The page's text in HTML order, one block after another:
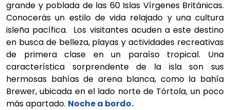
grande y poblada de las 60 Islas Vírgenes Británicas.
Conocerás un estilo de vida relajado y una cultura
isleña pacífica. Los visitantes acuden a este destino
en busca de belleza, playas y actividades recreativas
de primera clase en un paraíso tropical. Una
característica sorprendente de la isla son sus
hermosas bahías de arena blanca, como la bahía
Brewer, ubicada en el lado norte de Tórtola, un poco
más apartado. Noche a bordo.